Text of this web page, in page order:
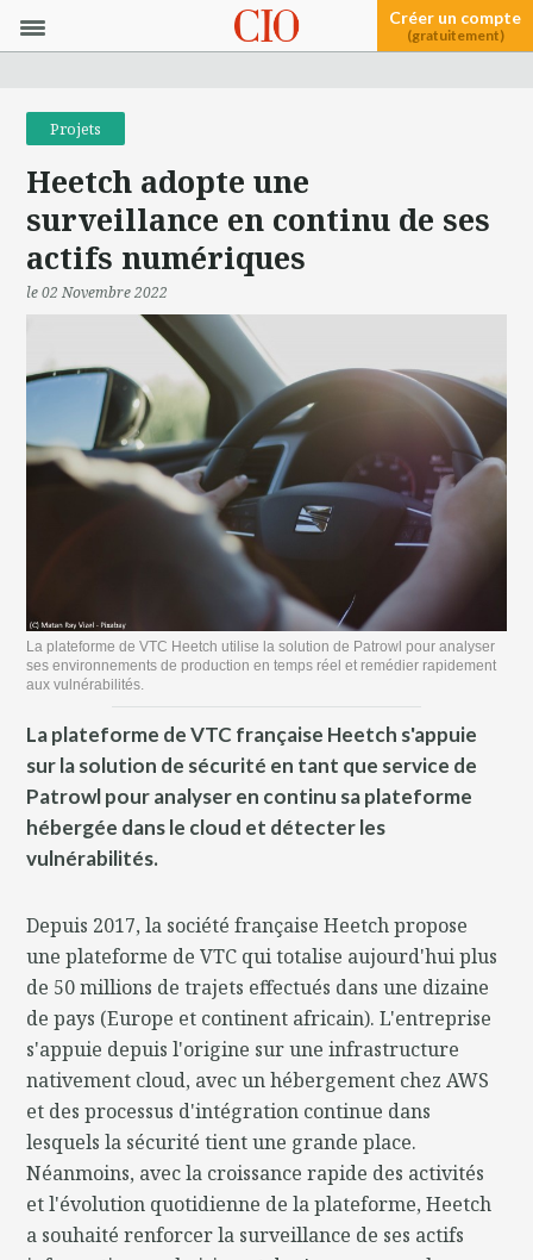
Créer un compte
(gratuitement)
Projets
Heetch adopte une
surveillance en continu de ses
actifs numériques
le 02 Novembre 2022
La plateforme de VTC Heetch utilise la solution de Patrowl pour analyser
ses environnements de production en temps réel et remédier rapidement
aux vulnérabilités.
La plateforme de VTC française Heetch s'appuie
sur la solution de sécurité en tant que service de
Patrowl pour analyser en continu sa plateforme
hébergée dans le cloud et détecter les
vulnérabilités.
Depuis 2017, la société française Heetch propose
une plateforme de VTC qui totalise aujourd'hui plus
de 50 millions de trajets effectués dans une dizaine
de pays (Europe et continent africain). L'entreprise
s'appuie depuis l'origine sur une infrastructure
nativement cloud, avec un hébergement chez AWS
et des processus d'intégration continue dans
lesquels la sécurité tient une grande place.
Néanmoins, avec la croissance rapide des activités
et l'évolution quotidienne de la plateforme, Heetch
a souhaité renforcer la surveillance de ses actifs